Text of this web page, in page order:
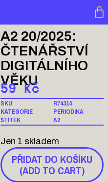
A2 20/2025:
ČTENÁŘSTVÍ
DIGITÁLNÍHO
VĚKU
59 Kč
SKU
R74314
KATEGORIE
PERIODIKA
ŠTÍTEK
A2
Jen 1 skladem
PŘIDAT DO KOŠÍKU
(ADD TO CART)